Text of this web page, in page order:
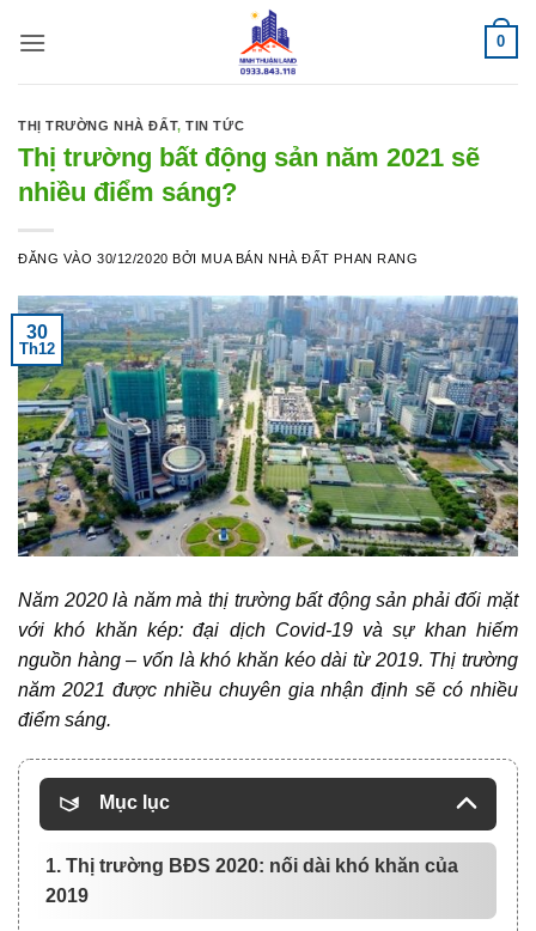
qua
0
THỊ TRƯỜNG NHÀ ĐẤT,TIN TỨC
Thị trường bất động sản năm 2021 sẽ
nhiều điểm sáng?
ĐĂNG VÀO30/12/2020 BỞI MUA BÁN NHÀ ĐẤT PHAN RANG
30
Th12
Năm 2020 là năm mà thị trường bất động sản phải đối mặt
với khó khăn kép: đại dịch Covid-19 và sự khan hiếm
nguồn hàng – vốn là khó khăn kéo dài từ 2019. Thị trường
năm 2021 được nhiều chuyên gia nhận định sẽ có nhiều
điểm sáng.
Mục lục
1. Thị trường BĐS 2020: nối dài khó khăn của
2019